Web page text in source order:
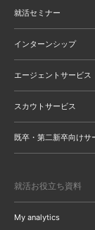
就活セミナー
インターンシップ
エージェントサービス
スカウトサービス
既卒・第二新卒向けサ
就活お役立ち資料
My analytics